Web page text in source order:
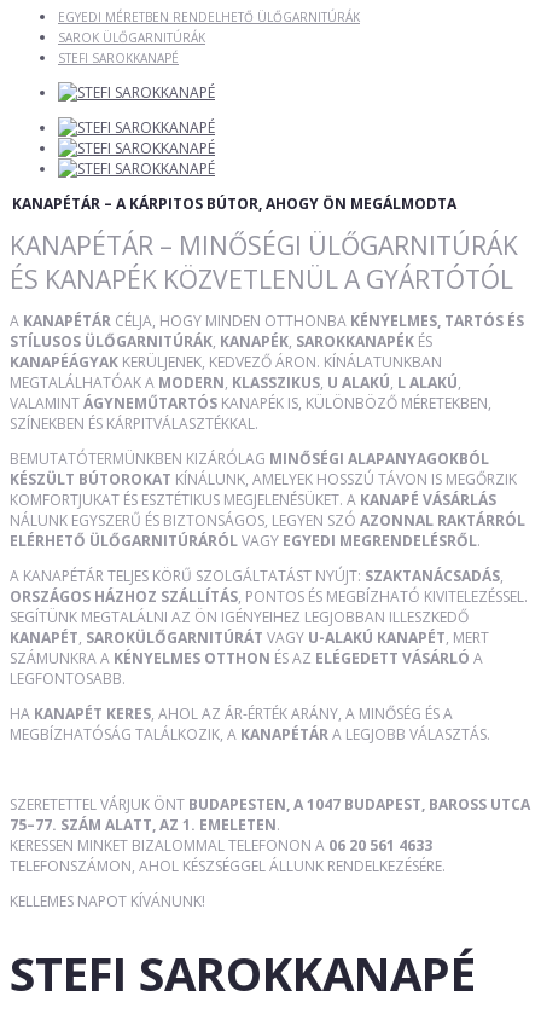
EGYEDI MÉRETBEN RENDELHETŐ ÜLŐGARNITÚRÁK
SAROK ÜLŐGARNITÚRÁK
STEFI SAROKKANAPÉ
KANAPÉTÁR – A KÁRPITOS BÚTOR, AHOGY ÖN MEGÁLMODTA
KANAPÉTÁR – MINŐSÉGI ÜLŐGARNITÚRÁK
ÉS KANAPÉK KÖZVETLENÜL A GYÁRTÓTÓL
A KANAPÉTÁR CÉLJA, HOGY MINDEN OTTHONBA KÉNYELMES, TARTÓS ÉS
STÍLUSOS ÜLŐGARNITÚRÁK, KANAPÉK, SAROKKANAPÉK ÉS
KANAPÉÁGYAK KERÜLJENEK, KEDVEZŐ ÁRON. KÍNÁLATUNKBAN
MEGTALÁLHATÓAK A MODERN, KLASSZIKUS, U ALAKÚ, L ALAKÚ,
VALAMINTÁGYNEMŰTARTÓS KANAPÉK IS, KÜLÖNBÖZŐ MÉRETEKBEN,
SZÍNEKBEN ÉS KÁRPITVÁLASZTÉKKAL.
BEMUTATÓTERMÜNKBEN KIZÁRÓLAG MINŐSÉGI ALAPANYAGOKBÓL
KÉSZÜLT BÚTOROKAT KÍNÁLUNK, AMELYEK HOSSZÚ TÁVON IS MEGŐRZIK
KOMFORTJUKAT ÉS ESZTÉTIKUS MEGJELENÉSÜKET. A KANAPÉ VÁSÁRLÁS
NÁLUNK EGYSZERŰ ÉS BIZTONSÁGOS, LEGYEN SZÓ AZONNAL RAKTÁRRÓL
ELÉRHETŐ ÜLŐGARNITÚRÁRÓLVAGY EGYEDI MEGRENDELÉSRŐL.
A KANAPÉTÁR TELJES KÖRŰ SZOLGÁLTATÁST NYÚJT: SZAKTANÁCSADÁS,
ORSZÁGOS HÁZHOZ SZÁLLÍTÁS, PONTOS ÉS MEGBÍZHATÓ KIVITELEZÉSSEL.
SEGÍTÜNK MEGTALÁLNI AZ ÖN IGÉNYEIHEZ LEGJOBBAN ILLESZKEDŐ
KANAPÉT, SAROKÜLŐGARNITÚRÁT VAGY U-ALAKÚ KANAPÉT, MERT
SZÁMUNKRA A KÉNYELMES OTTHON ÉS AZ ELÉGEDETT VÁSÁRLÓ A
LEGFONTOSABB.
HA KANAPÉT KERES, AHOL AZ ÁR-ÉRTÉK ARÁNY, A MINŐSÉG ÉS A
MEGBÍZHATÓSÁG TALÁLKOZIK, A KANAPÉTÁRA LEGJOBB VÁLASZTÁS.
SZERETETTEL VÁRJUK ÖNT BUDAPESTEN, A 1047 BUDAPEST, BAROSS UTCA
75–77. SZÁM ALATT, AZ 1. EMELETEN.
KERESSEN MINKET BIZALOMMAL TELEFONON A 06 20 561 4633
TELEFONSZÁMON, AHOL KÉSZSÉGGEL ÁLLUNK RENDELKEZÉSÉRE.
KELLEMES NAPOT KÍVÁNUNK!
STEFI SAROKKANAPÉ